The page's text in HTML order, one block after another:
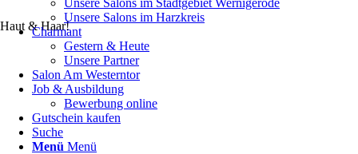
Haut & Haar!
Unsere Salons im Stadtgebiet Wernigerode
Unsere Salons im Harzkreis
Charmant
Gestern & Heute
Unsere Partner
Salon Am Westerntor
Job & Ausbildung
Bewerbung online
Gutschein kaufen
Suche
Menü Menü